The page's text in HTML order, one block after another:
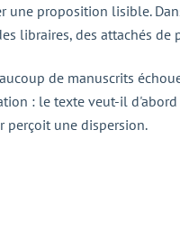
proposition lisible.
des attachés de
de manuscrits
: le texte veut-il
perçoit une dispersion.